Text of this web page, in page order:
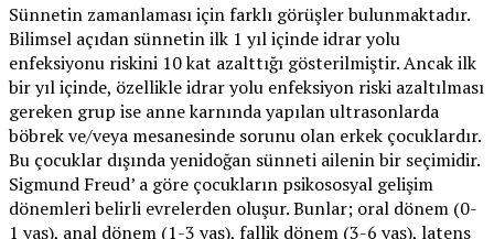
Sünnetin zamanlaması için farklı görüşler bulunmaktadır.
Bilimsel açıdan sünnetin ilk 1 yıl içinde idrar yolu
enfeksiyonu riskini 10 kat azalttığı gösterilmiştir. Ancak ilk
bir yıl içinde, özellikle idrar yolu enfeksiyon riski azaltılması
gereken grup ise anne karnında yapılan ultrasonlarda
böbrek ve/veya mesanesinde sorunu olan erkek çocuklardır.
Bu çocuklar dışında yenidoğan sünneti ailenin bir seçimidir.
Sigmund Freud’ a göre çocukların psikososyal gelişim
dönemleri belirli evrelerden oluşur. Bunlar; oral dönem (0-
1 yaş), anal dönem (1-3 yaş), fallik dönem (3-6 yaş), latens